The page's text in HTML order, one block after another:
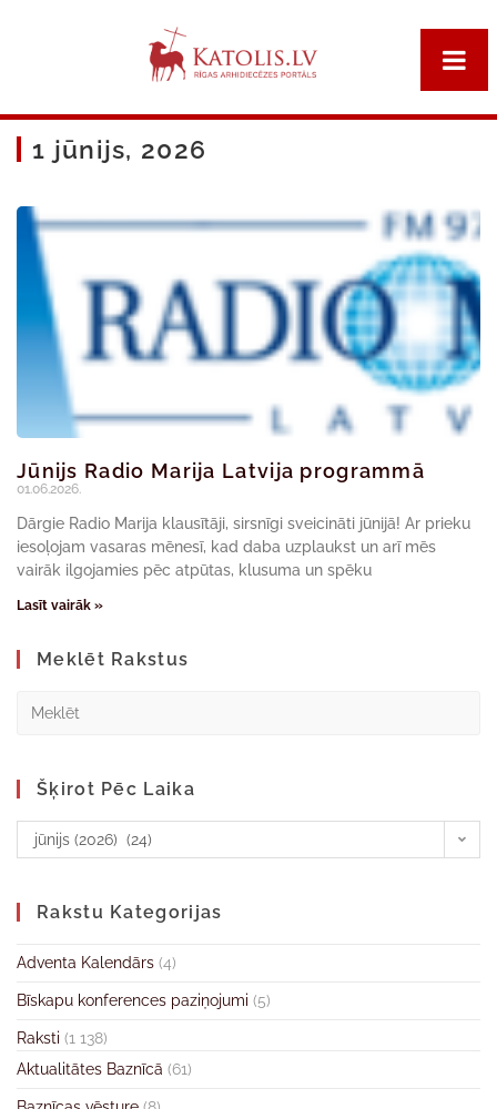
1 jūnijs, 2026
Jūnijs Radio Marija Latvija programmā
01.06.2026.
Dārgie Radio Marija klausītāji, sirsnīgi sveicināti jūnijā! Ar prieku
iesoļojam vasaras mēnesī, kad daba uzplaukst un arī mēs
vairāk ilgojamies pēc atpūtas, klusuma un spēku
Lasīt vairāk »
Meklēt Rakstus
Šķirot Pēc Laika
jūnijs (2026) (24)
Rakstu Kategorijas
Adventa Kalendārs (4)
Bīskapu konferences paziņojumi (5)
Raksti (1 138)
Aktualitātes Baznīcā (61)